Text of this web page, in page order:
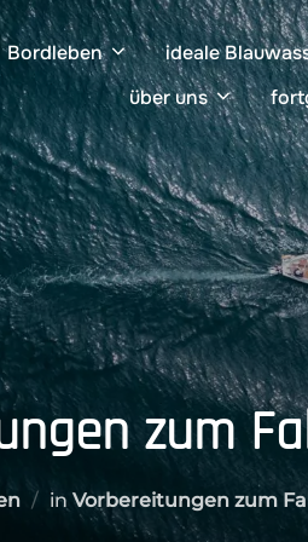
Bordleben ideale
über uns
zum
in Vorbereitungen zum